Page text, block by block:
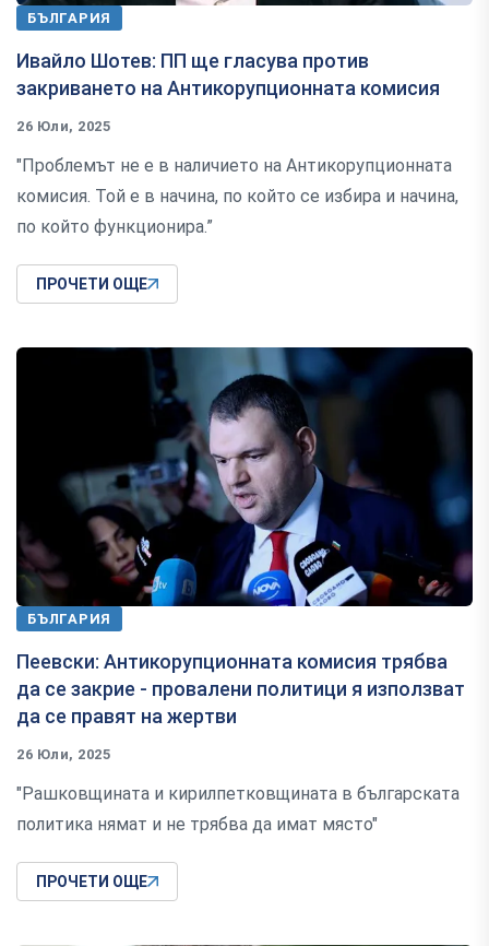
БЪЛГАРИЯ
Ивайло Шотев: ПП ще гласува против
закриването на Антикорупционната комисия
26 Юли, 2025
"Проблемът не е в наличието на Антикорупционната
комисия. Той е в начина, по който се избира и начина,
по който функционира.”
ПРОЧЕТИ ОЩЕ
БЪЛГАРИЯ
Пеевски: Антикорупционната комисия трябва
да се закрие - провалени политици я използват
да се правят на жертви
26 Юли, 2025
"Рашковщината и кирилпетковщината в българската
политика нямат и не трябва да имат място"
ПРОЧЕТИ ОЩЕ